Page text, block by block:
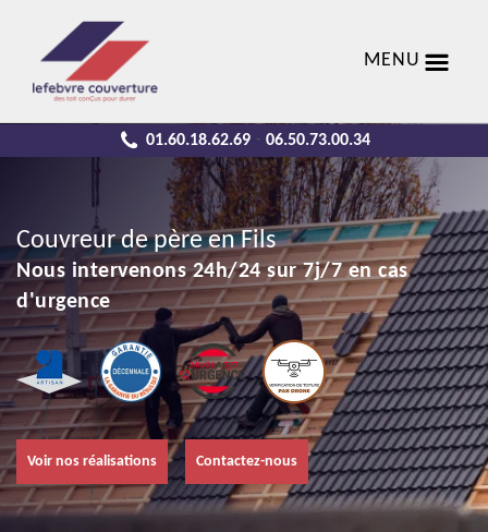
MENU
01.60.18.62.69 - 06.50.73.00.34
Couvreur de père en Fils
Nous intervenons 24h/24 sur 7j/7 en cas
d'urgence
Voir nos réalisations Contactez-nous